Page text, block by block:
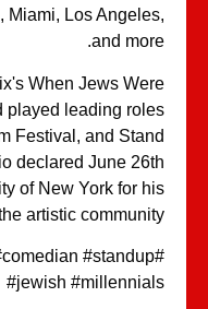
Miami, Los Angeles,
and more.
When Jews Were
played leading roles
Festival, and Stand
declared June 26th
of New York for his
artistic community.
#standup
#jewish #millennials